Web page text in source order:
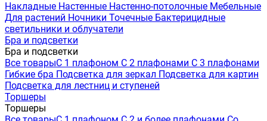
Накладные Настенные Настенно-потолочные Мебельные
Для растений Ночники Точечные Бактерицидные
светильники и облучатели
Бра и подсветки
Бра и подсветки
Все товарыС 1 плафоном С 2 плафонами С 3 плафонами
Гибкие бра Подсветка для зеркал Подсветка для картин
Подсветка для лестниц и ступеней
Торшеры
Торшеры